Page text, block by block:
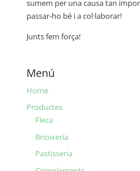
sumem per una causa tan
passar-ho bé i a col·laborar!
Junts fem força!
Menú
Home
Productes
Fleca
Brioixeria
Pastisseria